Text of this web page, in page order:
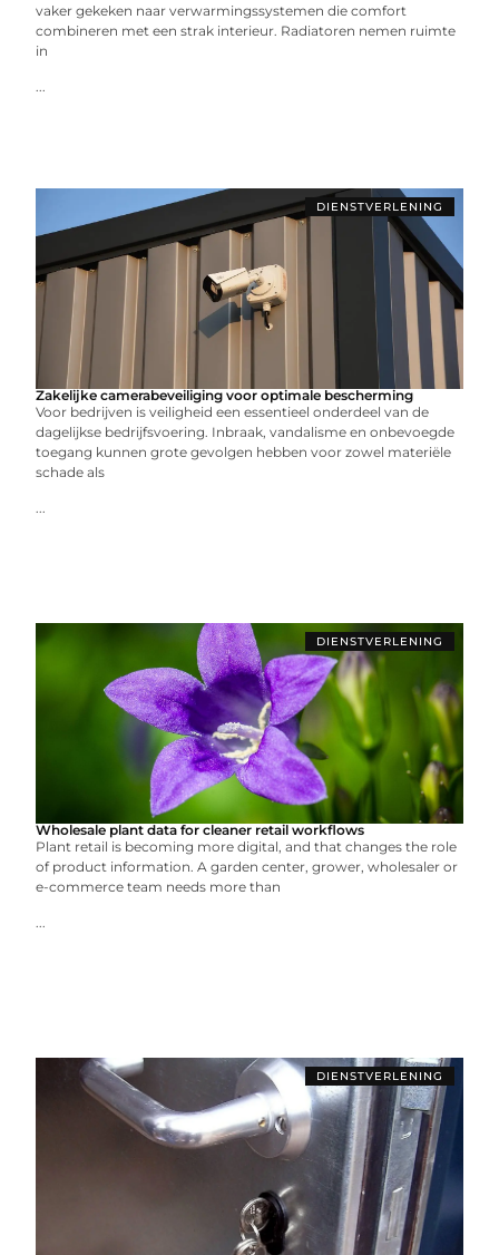
vaker gekeken naar verwarmingssystemen die comfort
combineren met een strak interieur. Radiatoren nemen ruimte
in
...
DIENSTVERLENING
Zakelijke camerabeveiliging voor optimale bescherming
Voor bedrijven is veiligheid een essentieel onderdeel van de
dagelijkse bedrijfsvoering. Inbraak, vandalisme en onbevoegde
toegang kunnen grote gevolgen hebben voor zowel materiële
schade als
...
DIENSTVERLENING
Wholesale plant data for cleaner retail workflows
Plant retail is becoming more digital, and that changes the role
of product information. A garden center, grower, wholesaler or
e-commerce team needs more than
...
DIENSTVERLENING